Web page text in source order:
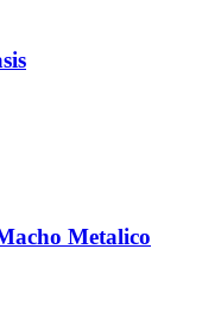
Metalico